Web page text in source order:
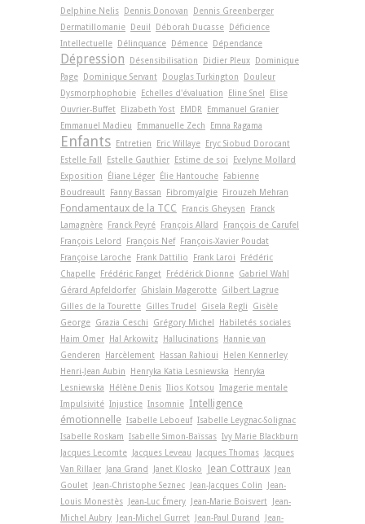
Delphine Nelis Dennis Donovan
Dennis Greenberger
Dermatillomanie Deuil Déborah Ducasse Déficience
Intellectuelle Délinquance Démence Dépendance
Dépression Désensibilisation Didier Pleux Dominique
Page Dominique Servant Douglas Turkington
Douleur
Dysmorphophobie Echelles d'évaluation Eline Snel
Elise
Ouvrier-Buffet Elizabeth Yost EMDR
Emmanuel Granier
Emmanuel Madieu
Emmanuelle Zech Emna Ragama
Enfants Entretien Eric Willaye Eryc Siobud Dorocant
Estelle Fall
Estelle Gauthier Estime de soi
Evelyne Mollard
Exposition
Éliane Léger Élie Hantouche Fabienne
Boudreault Fanny Bassan Fibromyalgie Firouzeh Mehran
Fondamentaux de la TCC Francis Gheysen
Franck
Lamagnère Franck Peyré François Allard
François de Carufel
François Lelord
François Nef François-Xavier Poudat
Françoise Laroche Frank Dattilio Frank Laroi
Frédéric
Chapelle Frédéric Fanget Frédérick Dionne Gabriel Wahl
Gérard Apfeldorfer Ghislain Magerotte Gilbert Lagrue
Gilles de la Tourette Gilles Trudel Gisela Regli
Gisèle
George Grazia Ceschi Grégory Michel
Habiletés sociales
Haim Omer Hal Arkowitz Hallucinations Hannie van
Genderen
Harcèlement Hassan Rahioui
Helen Kennerley
Henri-Jean Aubin
Henryka Katia Lesniewska
Henryka
Lesniewska
Hélène Denis Ilios Kotsou Imagerie mentale
Impulsivité Injustice Insomnie Intelligence
émotionnelle Isabelle Leboeuf Isabelle Leygnac-Solignac
Isabelle Roskam Isabelle Simon-Baïssas Ivy Marie Blackburn
Jacques Lecomte Jacques Leveau Jacques Thomas Jacques
Van Rillaer Jana Grand Janet Klosko Jean Cottraux Jean
Goulet Jean-Christophe Seznec Jean-Jacques Colin
Jean-
Louis Monestès Jean-Luc Émery Jean-Marie Boisvert Jean-
Michel Aubry Jean-Michel Gurret Jean-Paul Durand
Jean-